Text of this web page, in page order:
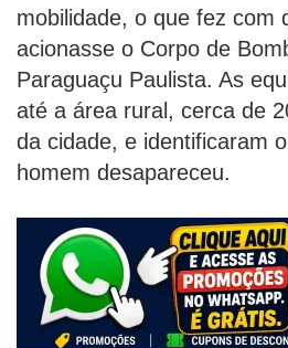
mobilidade, o que fez com
acionasse o Corpo de
Paraguaçu Paulista. As
até a área rural, cerca de
da cidade, e identificaram
homem desapareceu.